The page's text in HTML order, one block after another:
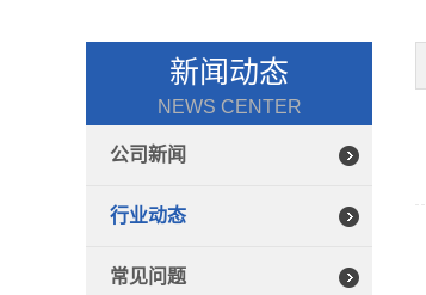
新闻动态
NEWS CENTER
公司新闻
行业动态
常见问题